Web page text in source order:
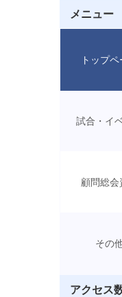
メニュー
トップペ
試合・イ
顧問総会
その
アクセス